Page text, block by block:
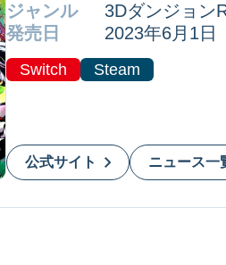
ジャンル
3Dダンジョン
発売日
2023年6月1日
Switch Steam
公式サイト ニュース一